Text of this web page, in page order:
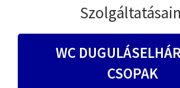
WC
CSOPAK